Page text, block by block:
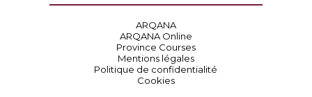
ARQANA
ARQANA Online
Province Courses
Mentions légales
Politique de confidentialité
Cookies